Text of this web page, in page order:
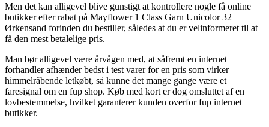
Men det kan alligevel blive gunstigt at kontrollere nogle få online
butikker efter rabat på Mayflower 1 Class Garn Unicolor 32
Ørkensand forinden du bestiller, således at du er velinformeret til at
få den mest betalelige pris.
Man bør alligevel være årvågen med, at såfremt en internet
forhandler afhænder bedst i test varer for en pris som virker
himmelråbende letkøbt, så kunne det mange gange være et
faresignal om en fup shop. Køb med kort er dog omsluttet af en
lovbestemmelse, hvilket garanterer kunden overfor fup internet
butikker.